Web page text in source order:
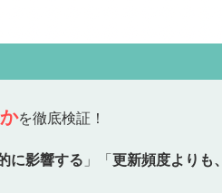
を徹底検証！
に影響する 」「 更新頻度よりも、